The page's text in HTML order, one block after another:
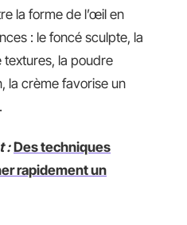
la forme de l’œil en
: le foncé sculpte, la
textures, la poudre
la crème favorise un
: Des techniques
rapidement un